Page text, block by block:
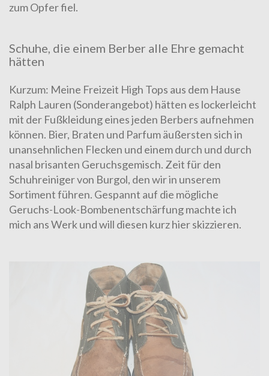
zum Opfer fiel.
Schuhe, die einem Berber alle Ehre gemacht
hätten
Kurzum: Meine Freizeit High Tops aus dem Hause
Ralph Lauren (Sonderangebot) hätten es lockerleicht
mit der Fußkleidung eines jeden Berbers aufnehmen
können. Bier, Braten und Parfum äußersten sich in
unansehnlichen Flecken und einem durch und durch
nasal brisanten Geruchsgemisch. Zeit für den
Schuhreiniger von Burgol, den wir in unserem
Sortiment führen. Gespannt auf die mögliche
Geruchs-Look-Bombenentschärfung machte ich
mich ans Werk und will diesen kurz hier skizzieren.